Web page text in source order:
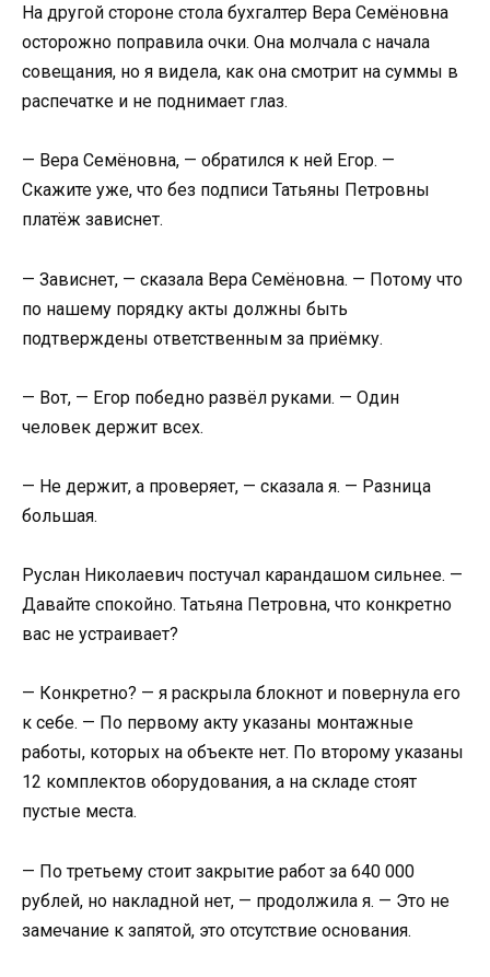
На другой стороне стола бухгалтер Вера Семёновна
осторожно поправила очки. Она молчала с начала
совещания, но я видела, как она смотрит на суммы в
распечатке и не поднимает глаз.
— Вера Семёновна, — обратился к ней Егор. —
Скажите уже, что без подписи Татьяны Петровны
платёж зависнет.
— Зависнет, — сказала Вера Семёновна. — Потому что
по нашему порядку акты должны быть
подтверждены ответственным за приёмку.
— Вот, — Егор победно развёл руками. — Один
человек держит всех.
— Не держит, а проверяет, — сказала я. — Разница
большая.
Руслан Николаевич постучал карандашом сильнее. —
Давайте спокойно. Татьяна Петровна, что конкретно
вас не устраивает?
— Конкретно? — я раскрыла блокнот и повернула его
к себе. — По первому акту указаны монтажные
работы, которых на объекте нет. По второму указаны
12 комплектов оборудования, а на складе стоят
пустые места.
— По третьему стоит закрытие работ за 640 000
рублей, но накладной нет, — продолжила я. — Это не
замечание к запятой, это отсутствие основания.